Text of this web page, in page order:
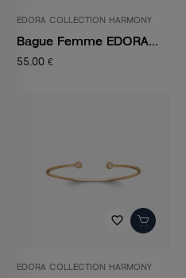
EDORA COLLECTION HARMONY
Bague Femme EDORA...
55,00 €
favorite_border
EDORA COLLECTION HARMONY